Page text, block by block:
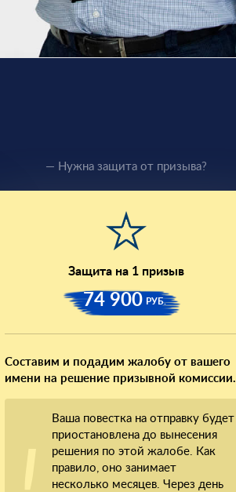
— Нужна защита от призыва?
Защита на 1 призыв
74 900 РУБ.
Составим и подадим жалобу от вашего
имени на решение призывной комиссии.
Ваша повестка на отправку будет
приостановлена до вынесения
решения по этой жалобе. Как
правило, оно занимает
несколько месяцев. Через день